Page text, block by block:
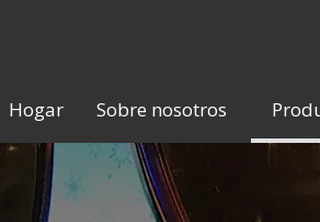
Hogar Sobre nosotros